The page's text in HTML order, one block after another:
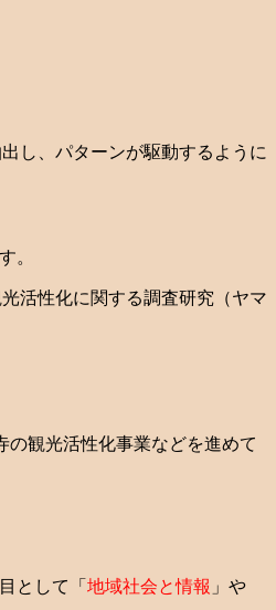
し、パターンが駆動するように
。
活性化に関する調査研究（ヤマ
観光活性化事業などを進めて
として「 地域社会と情報 」や